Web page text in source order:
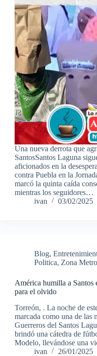
Una nueva derrota que
SantosSantos Laguna
aficionados en la
contra Puebla en la
marcó la quinta caída
mientras los seguidores…
ivan
03/02/2025
Blog,
Politica, Zona Metro
América humilla a Santos
para el olvido
Torreón, . La noche de
marcada como una de las
Guerreros del Santos
brindó una cátedra de
Modelo, llevándose una
ivan
26/01/2025